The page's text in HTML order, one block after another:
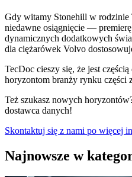
Gdy witamy Stonehill w
niedawne osiągnięcie —
dynamicznych dodatkowych
dla ciężarówek Volvo
TecDoc cieszy się, że jest
horyzontom branży rynku części
Też szukasz nowych
dostawca danych!
Skontaktuj się z nami po więcej
Najnowsze w